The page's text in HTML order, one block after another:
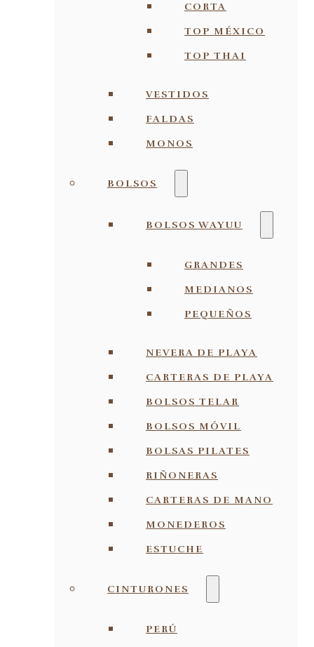
CORTA
TOP MÉXICO
TOP THAI
VESTIDOS
FALDAS
MONOS
BOLSOS
BOLSOS WAYUU
GRANDES
MEDIANOS
PEQUEÑOS
NEVERA DE PLAYA
CARTERAS DE PLAYA
BOLSOS TELAR
BOLSOS MÓVIL
BOLSAS PILATES
RIÑONERAS
CARTERAS DE MANO
MONEDEROS
ESTUCHE
CINTURONES
PERÚ